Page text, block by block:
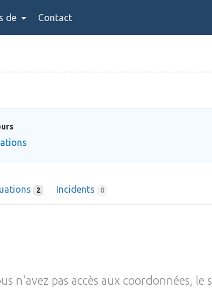
de Contact
2 Incidents 0
n'avez pas accès aux coordonnées, le